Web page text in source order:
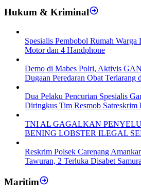
Hukum & Kriminal
Spesialis Pembobol Rumah
Motor dan 4 Handphone
Demo di Mabes Polri, Aktivis
Dugaan Peredaran Obat Terlarang
Dua Pelaku Pencurian Spesialis
Diringkus Tim Resmob Satreskrim
TNI AL GAGALKAN
BENING LOBSTER ILEGAL
Reskrim Polsek Carenang
Tawuran, 2 Terluka Disabet
Maritim